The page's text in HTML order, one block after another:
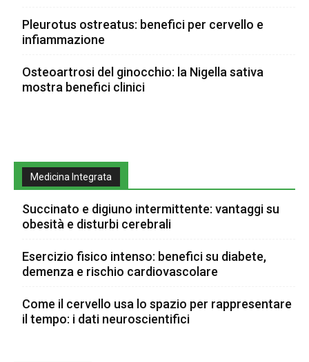
Pleurotus ostreatus: benefici per cervello e
infiammazione
Osteoartrosi del ginocchio: la Nigella sativa
mostra benefici clinici
Medicina Integrata
Succinato e digiuno intermittente: vantaggi su
obesità e disturbi cerebrali
Esercizio fisico intenso: benefici su diabete,
demenza e rischio cardiovascolare
Come il cervello usa lo spazio per rappresentare
il tempo: i dati neuroscientifici